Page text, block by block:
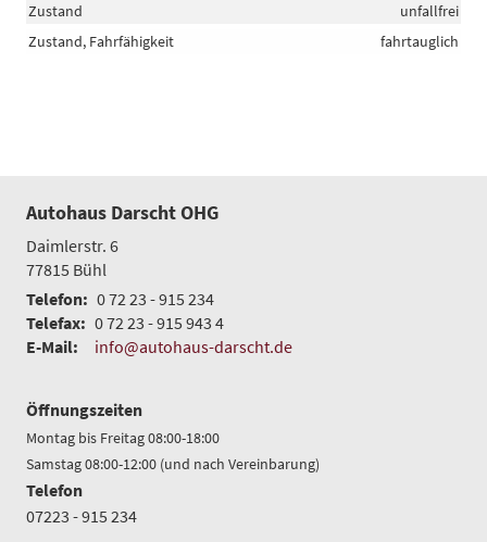
Zustand
unfallfrei
Zustand, Fahrfähigkeit
fahrtauglich
Autohaus Darscht OHG
Daimlerstr. 6
77815 Bühl
Telefon: 0 72 23 - 915 234
Telefax: 0 72 23 - 915 943 4
E-Mail:
info@autohaus-darscht.de
Öffnungszeiten
Montag bis Freitag 08:00-18:00
Samstag 08:00-12:00 (und nach Vereinbarung)
Telefon
07223 - 915 234